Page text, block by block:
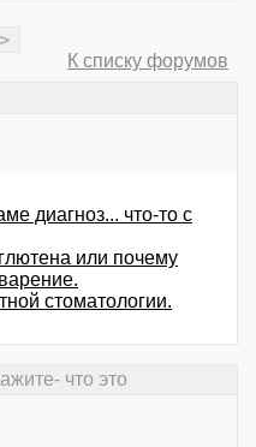
>
К списку форумов
диагноз... что-то с
или почему
стоматологии.
что это